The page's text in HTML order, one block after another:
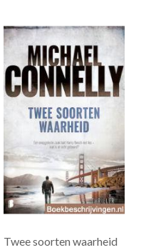
Twee soorten waarheid